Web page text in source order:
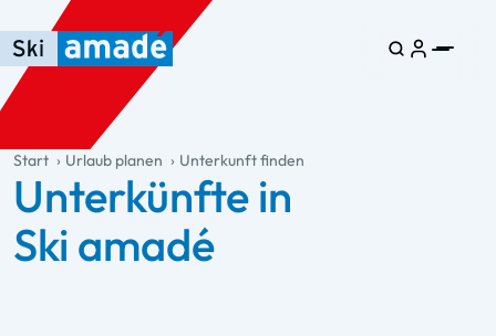
Zum Haupt-Inhalt springen
Springe zur Tabelle
Zur Haupt-Navigation springen
general.table-of-content
Start Urlaub planen Unterkunft finden
Unterkünfte in
Ski amadé